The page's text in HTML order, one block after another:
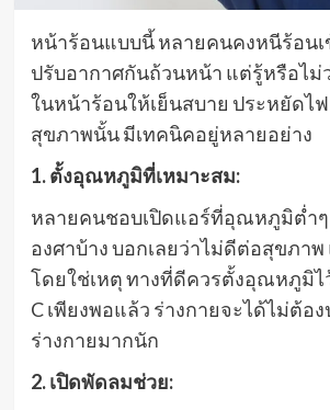
หน้าร้อนแบบนี้ หลายคนคงหนีร้อนเ
ปรับอากาศกันถ้วนหน้า แต่รู้หรือไม่
ในหน้าร้อนให้เย็นสบาย ประหยัดไ
สุขภาพนั้น มีเทคนิคอยู่หลายอย่าง
1. ตั้งอุณหภูมิที่เหมาะสม:
หลายคนชอบเปิดแอร์ที่อุณหภูมิต่ำๆ
องศาบ้าง บอกเลยว่าไม่ดีต่อสุขภาพ
โดยใช่เหตุ ทางที่ดีควรตั้งอุณหภูมิไ
C เพียงพอแล้ว ร่างกายจะได้ไม่ต้
ร่างกายมากนัก
2. เปิดพัดลมช่วย: